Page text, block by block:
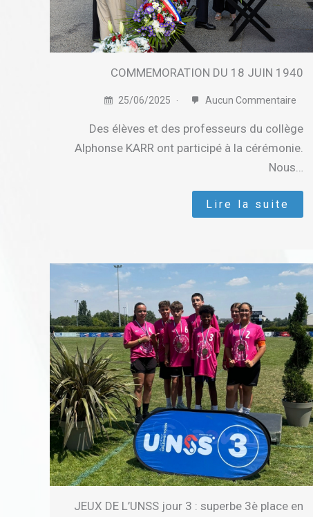
COMMEMORATION DU 18 JUIN 1940
25/06/2025 Aucun Commentaire
Des élèves et des professeurs du collège
Alphonse KARR ont participé à la cérémonie.
Nous…
Lire la suite
JEUX DE L’UNSS jour 3 : superbe 3è place en